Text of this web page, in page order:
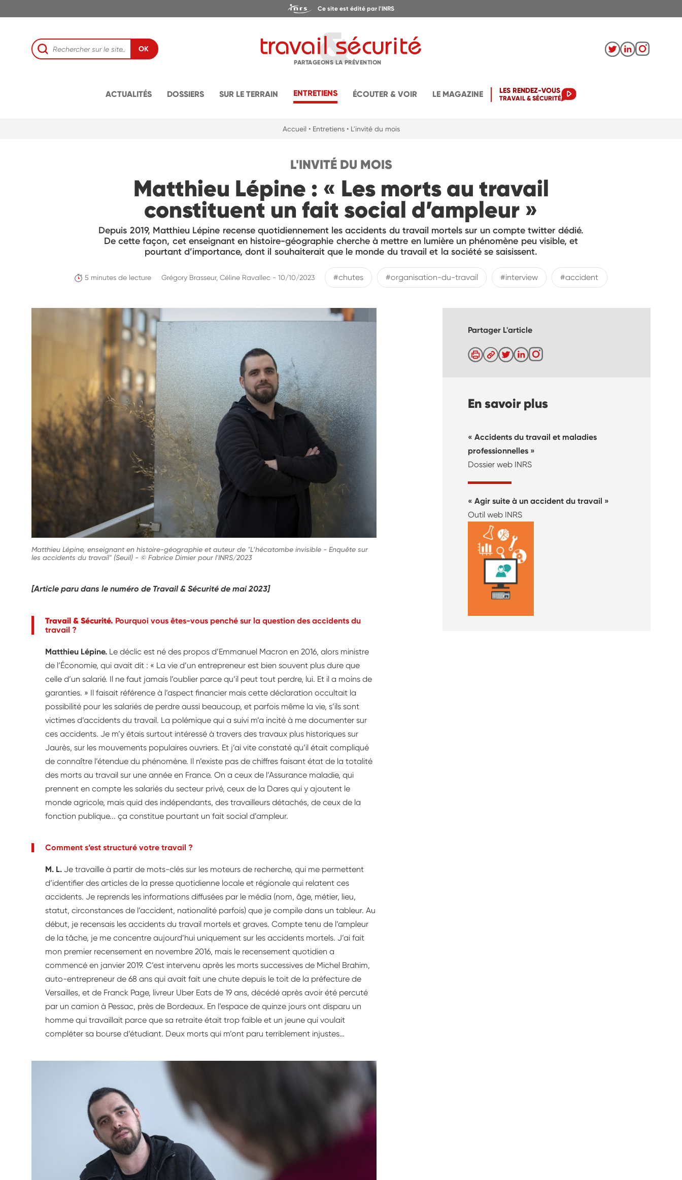
Ce site est édité par l'INRS
OK
PARTAGEONS LA PRÉVENTION
ACTUALITÉS DOSSIERS SUR LE TERRAIN ENTRETIENS ÉCOUTER & VOIR LE MAGAZINE LES RENDEZ-VOUS
TRAVAIL & SÉCURITÉ
Accueil • Entretiens • L'invité du mois
L'INVITÉ DU MOIS
Matthieu Lépine : « Les morts au travail
constituent un fait social d’ampleur »
Depuis 2019, Matthieu Lépine recense quotidiennement les accidents du travail mortels sur un compte twitter dédié.
De cette façon, cet enseignant en histoire-géographie cherche à mettre en lumière un phénomène peu visible, et
pourtant d’importance, dont il souhaiterait que le monde du travail et la société se saisissent.
5 minutes de lecture Grégory Brasseur, Céline Ravallec - 10/10/2023 #chutes #organisation-du-travail #interview #accident
Matthieu Lépine, enseignant en histoire-géographie et auteur de "L’hécatombe invisible - Enquête sur
les accidents du travail" (Seuil) - © Fabrice Dimier pour l'INRS/2023
[Article paru dans le numéro de Travail & Sécurité de mai 2023]
Travail & Sécurité. Pourquoi vous êtes-vous penché sur la question des accidents du
travail ?
Matthieu Lépine. Le déclic est né des propos d’Emmanuel Macron en 2016, alors ministre
de l’Économie, qui avait dit : « La vie d’un entrepreneur est bien souvent plus dure que
celle d’un salarié. Il ne faut jamais l’oublier parce qu’il peut tout perdre, lui. Et il a moins de
garanties. » Il faisait référence à l’aspect financier mais cette déclaration occultait la
possibilité pour les salariés de perdre aussi beaucoup, et parfois même la vie, s’ils sont
victimes d’accidents du travail. La polémique qui a suivi m’a incité à me documenter sur
ces accidents. Je m’y étais surtout intéressé à travers des travaux plus historiques sur
Jaurès, sur les mouvements populaires ouvriers. Et j’ai vite constaté qu’il était compliqué
de connaître l’étendue du phénomène. Il n’existe pas de chiffres faisant état de la totalité
des morts au travail sur une année en France. On a ceux de l’Assurance maladie, qui
prennent en compte les salariés du secteur privé, ceux de la Dares qui y ajoutent le
monde agricole, mais quid des indépendants, des travailleurs détachés, de ceux de la
fonction publique... ça constitue pourtant un fait social d’ampleur.
Comment s’est structuré votre travail ?
M. L. Je travaille à partir de mots-clés sur les moteurs de recherche, qui me permettent
d’identifier des articles de la presse quotidienne locale et régionale qui relatent ces
accidents. Je reprends les informations diffusées par le média (nom, âge, métier, lieu,
statut, circonstances de l’accident, nationalité parfois) que je compile dans un tableur. Au
début, je recensais les accidents du travail mortels et graves. Compte tenu de l’ampleur
de la tâche, je me concentre aujourd’hui uniquement sur les accidents mortels. J’ai fait
mon premier recensement en novembre 2016, mais le recensement quotidien a
commencé en janvier 2019. C’est intervenu après les morts successives de Michel Brahim,
auto-entrepreneur de 68 ans qui avait fait une chute depuis le toit de la préfecture de
Versailles, et de Franck Page, livreur Uber Eats de 19 ans, décédé après avoir été percuté
par un camion à Pessac, près de Bordeaux. En l’espace de quinze jours ont disparu un
homme qui travaillait parce que sa retraite était trop faible et un jeune qui voulait
compléter sa bourse d’étudiant. Deux morts qui m’ont paru terriblement injustes…
Partager L'article
En savoir plus
Accidents du travail et maladies
professionnelles
Dossier web INRS
Agir suite à un accident du travail
Outil web INRS